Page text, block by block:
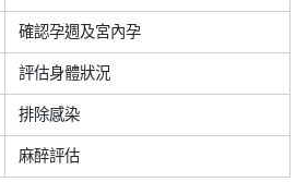
確認孕週及宮內孕
評估身體狀況
排除感染
麻醉評估